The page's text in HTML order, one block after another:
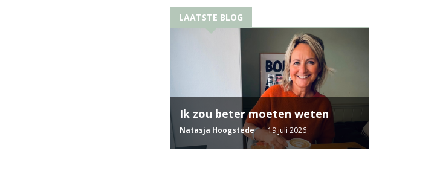
LAATSTE BLOG
Ik zou beter moeten weten
Natasja Hoogstede 19 juli 2026